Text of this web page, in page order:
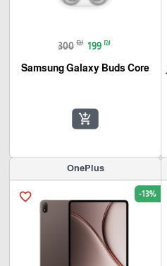
300 ₪ 199 ₪
Samsung Galaxy Buds Core
add_shopping_cart
OnePlus
favorite_border -13%